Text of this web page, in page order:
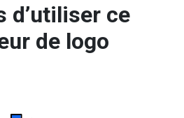
d’utiliser ce
de logo